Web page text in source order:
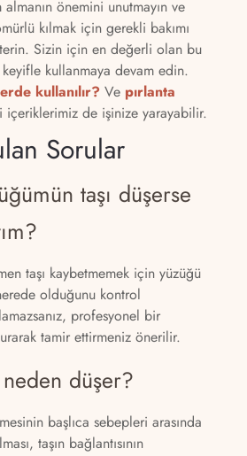
önemini unutmayın ve
kılmak için gerekli bakımı
Sizin için en değerli olan bu
keyifle kullanmaya devam edin.
kullanılır? Ve pırlanta
içeriklerimiz de işinize yarayabilir.
Sorular
taşı düşerse
taşı kaybetmemek için yüzüğü
olduğunu kontrol
profesyonel bir
tamir ettirmeniz önerilir.
neden düşer?
başlıca sebepleri arasında
taşın bağlantısının